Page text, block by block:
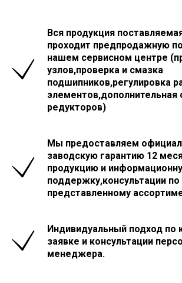
Вся продукция
проходит предпродажную
нашем сервисном центре
узлов,проверка и смазка
подшипников,регулировка
элементов,дополнительная
редукторов)
Мы предоставляем
заводскую гарантию 12
продукцию и
поддержку,консультации
представленному
Индивидуальный подход
заявке и консультации
менеджера.